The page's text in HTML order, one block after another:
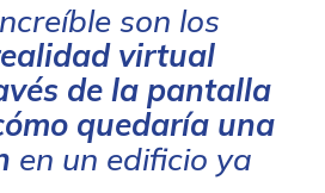
son los
virtual
de la pantalla
quedaría una
en un edificio ya